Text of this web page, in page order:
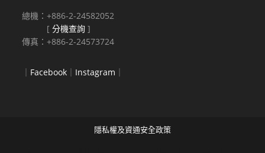
總機：+886-2-24582052
[分機查詢 ]
傳真：+886-2-24573724
｜ Facebook ｜ Instagram ｜
隱私權及資通安全政策